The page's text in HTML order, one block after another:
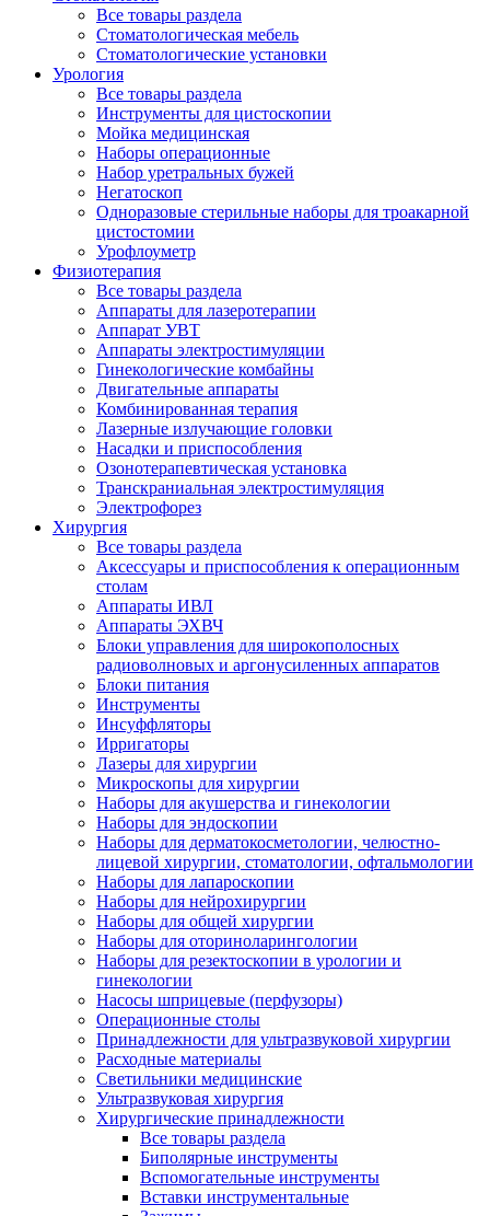
Все товары раздела
Стоматологическая мебель
Стоматологические установки
Урология
Все товары раздела
Инструменты для цистоскопии
Мойка медицинская
Наборы операционные
Набор уретральных бужей
Негатоскоп
Одноразовые стерильные наборы для троакарной
цистостомии
Урофлоуметр
Физиотерапия
Все товары раздела
Аппараты для лазеротерапии
Аппарат УВТ
Аппараты электростимуляции
Гинекологические комбайны
Двигательные аппараты
Комбинированная терапия
Лазерные излучающие головки
Насадки и приспособления
Озонотерапевтическая установка
Транскраниальная электростимуляция
Электрофорез
Хирургия
Все товары раздела
Аксессуары и приспособления к операционным
столам
Аппараты ИВЛ
Аппараты ЭХВЧ
Блоки управления для широкополосных
радиоволновых и аргонусиленных аппаратов
Блоки питания
Инструменты
Инсуффляторы
Ирригаторы
Лазеры для хирургии
Микроскопы для хирургии
Наборы для акушерства и гинекологии
Наборы для эндоскопии
Наборы для дерматокосметологии, челюстно-
лицевой хирургии, стоматологии, офтальмологии
Наборы для лапароскопии
Наборы для нейрохирургии
Наборы для общей хирургии
Наборы для оториноларингологии
Наборы для резектоскопии в урологии и
гинекологии
Насосы шприцевые (перфузоры)
Операционные столы
Принадлежности для ультразвуковой хирургии
Расходные материалы
Светильники медицинские
Ультразвуковая хирургия
Хирургические принадлежности
Все товары раздела
Биполярные инструменты
Вспомогательные инструменты
Вставки инструментальные